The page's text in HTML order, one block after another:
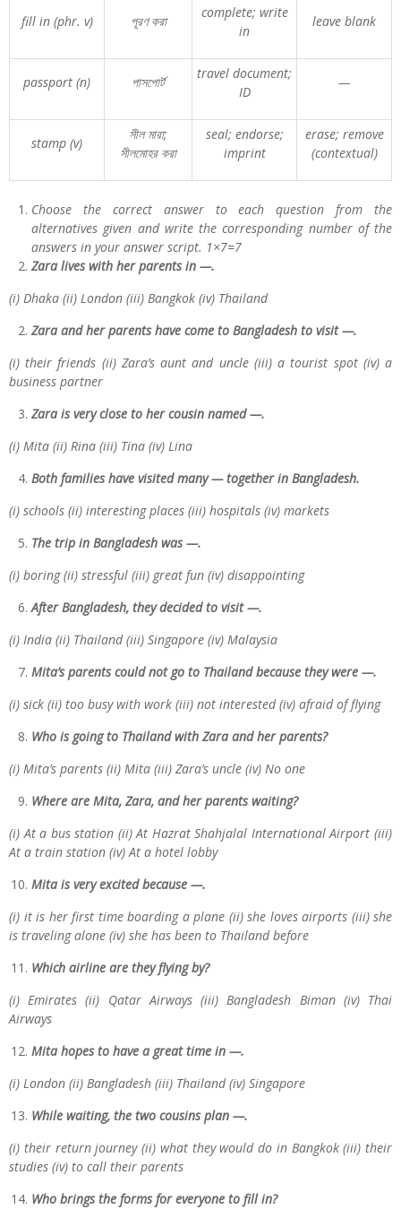
fill in (phr. v) পূরণ করা
complete; write
in
leave blank
passport (n) পাসপোর্ট
travel document;
ID
—
stamp (v)
সীল মারা;
সীলমোহর করা
seal; endorse;
imprint
erase; remove
(contextual)
Choose the correct answer to each question from the
alternatives given and write the corresponding number of the
answers in your answer script. 1×7=7
Zara lives with her parents in —.
(i) Dhaka (ii) London (iii) Bangkok (iv) Thailand
Zara and her parents have come to Bangladesh to visit —.
(i) their friends (ii) Zara’s aunt and uncle (iii) a tourist spot (iv) a
business partner
Zara is very close to her cousin named —.
(i) Mita (ii) Rina (iii) Tina (iv) Lina
Both families have visited many — together in Bangladesh.
(i) schools (ii) interesting places (iii) hospitals (iv) markets
The trip in Bangladesh was —.
(i) boring (ii) stressful (iii) great fun (iv) disappointing
After Bangladesh, they decided to visit —.
(i) India (ii) Thailand (iii) Singapore (iv) Malaysia
Mita’s parents could not go to Thailand because they were —.
(i) sick (ii) too busy with work (iii) not interested (iv) afraid of flying
Who is going to Thailand with Zara and her parents?
(i) Mita’s parents (ii) Mita (iii) Zara’s uncle (iv) No one
Where are Mita, Zara, and her parents waiting?
(i) At a bus station (ii) At Hazrat Shahjalal International Airport (iii)
At a train station (iv) At a hotel lobby
Mita is very excited because —.
(i) it is her first time boarding a plane (ii) she loves airports (iii) she
is traveling alone (iv) she has been to Thailand before
Which airline are they flying by?
(i) Emirates (ii) Qatar Airways (iii) Bangladesh Biman (iv) Thai
Airways
Mita hopes to have a great time in —.
(i) London (ii) Bangladesh (iii) Thailand (iv) Singapore
While waiting, the two cousins plan —.
(i) their return journey (ii) what they would do in Bangkok (iii) their
studies (iv) to call their parents
Who brings the forms for everyone to fill in?